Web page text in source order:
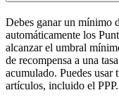
Debes ganar un mínimo
automáticamente los
alcanzar el umbral
de recompensa a una
acumulado. Puedes usar
artículos, incluido el PPP.